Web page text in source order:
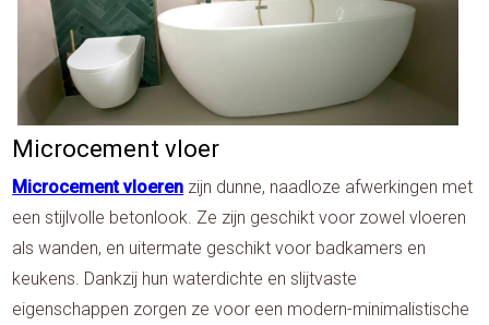
Microcement vloer
Microcement vloeren zijn dunne, naadloze afwerkingen met
een stijlvolle betonlook. Ze zijn geschikt voor zowel vloeren
als wanden, en uitermate geschikt voor badkamers en
keukens. Dankzij hun waterdichte en slijtvaste
eigenschappen zorgen ze voor een modern-minimalistische